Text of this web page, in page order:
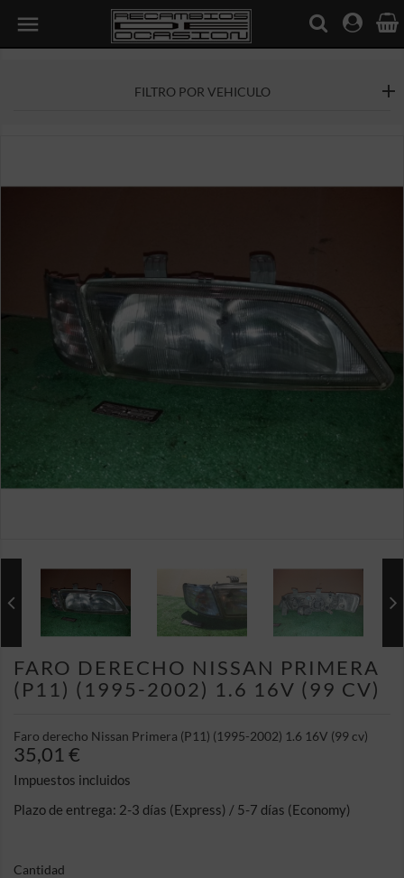

FILTRO POR VEHICULO
FARO DERECHO NISSAN PRIMERA
(P11) (1995-2002) 1.6 16V (99 CV)
Faro derecho Nissan Primera (P11) (1995-2002) 1.6 16V (99 cv)
35,01 €
Impuestos incluidos
Plazo de entrega: 2-3 días (Express) / 5-7 días (Economy)
Cantidad